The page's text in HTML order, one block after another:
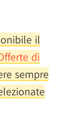
il
di
sempre